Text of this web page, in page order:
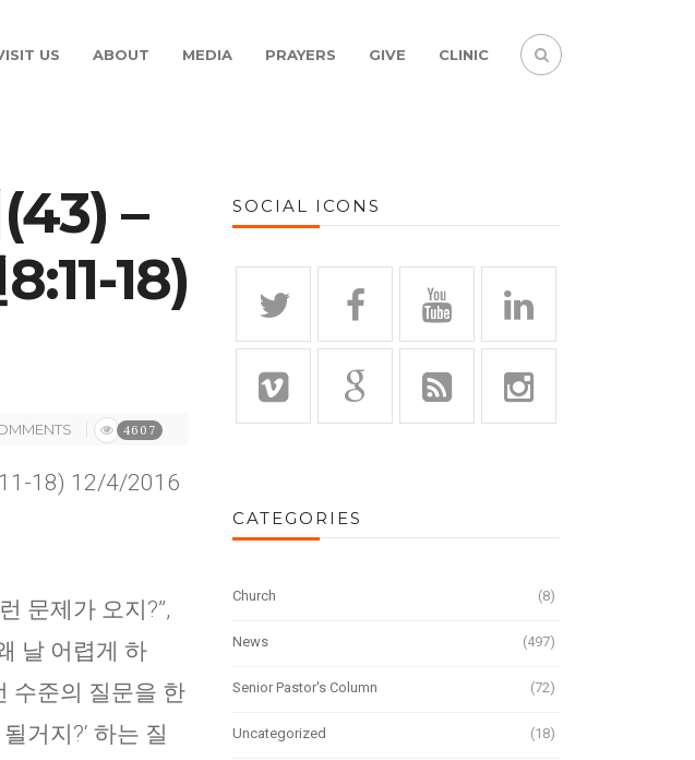
US ABOUT MEDIA PRAYERS GIVE CLINIC
–
18)
4607
18) 12/4/2016
문제가 오지?”,
날 어렵게 하
수준의 질문을 한
거지?‘ 하는 질
SOCIAL ICONS
CATEGORIES
Church (8)
News (497)
Senior Pastor's Column (72)
Uncategorized (18)